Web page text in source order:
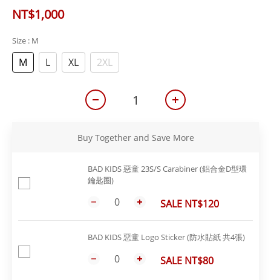
NT$1,000
Size : M
M L XL 2XL
Buy Together and Save More
BAD KIDS 惡童 23S/S Carabiner (鋁合金D型環
鑰匙圈)
SALE NT$120
BAD KIDS 惡童 Logo Sticker (防水貼紙 共4張)
SALE NT$80